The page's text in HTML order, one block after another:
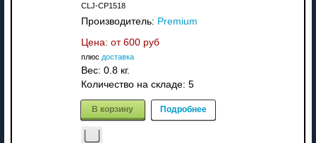
CLJ-CP1518
Производитель: Premium
Цена: от 600 руб
плюс доставка
Вес: 0.8 кг.
Количество на складе: 5
В корзину Подробнее